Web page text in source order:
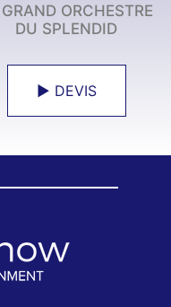
ORCHESTRE
DU SPLENDID
► DEVIS